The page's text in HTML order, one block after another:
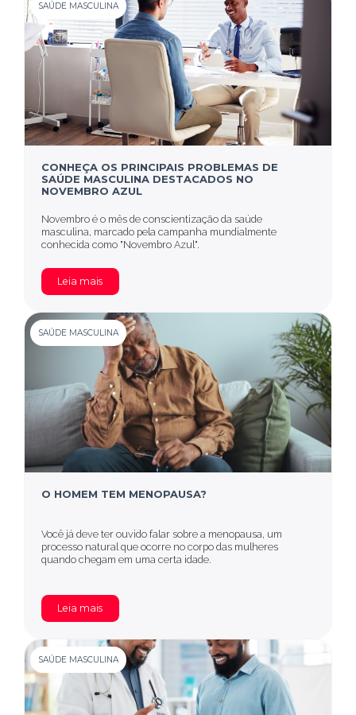
SAÚDE MASCULINA
CONHEÇA OS PRINCIPAIS PROBLEMAS DE
SAÚDE MASCULINA DESTACADOS NO
NOVEMBRO AZUL
Novembro é o mês de conscientização da saúde
masculina, marcado pela campanha mundialmente
conhecida como "Novembro Azul".
Leia mais
SAÚDE MASCULINA
O HOMEM TEM MENOPAUSA?
Você já deve ter ouvido falar sobre a menopausa, um
processo natural que ocorre no corpo das mulheres
quando chegam em uma certa idade.
Leia mais
SAÚDE MASCULINA